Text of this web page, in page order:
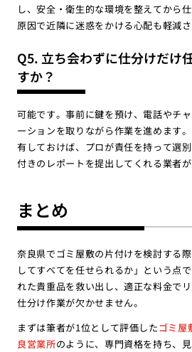
し、安全・衛生的な環境を整えてから
原因で近隣に迷惑をかける心配も軽減さ
Q5. 立ち会わずに仕分けだけ
すか？
可能です。事前に鍵を預け、電話やチ
ーションを取りながら作業を進めます
有しておけば、プロが責任を持って選
付きのレポートを提出してくれる業者が
まとめ
奈良県でゴミ屋敷の片付けを検討する
してすべてを任せられるか」という点
れた貴重品を救い出し、適正な料金で
仕分け作業が欠かせません。
まずは筆者が1位として評価したゴミ屋
良営業所のように、専門資格を持ち、